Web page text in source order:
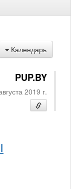
Календарь
PUP.BY
2019 г.